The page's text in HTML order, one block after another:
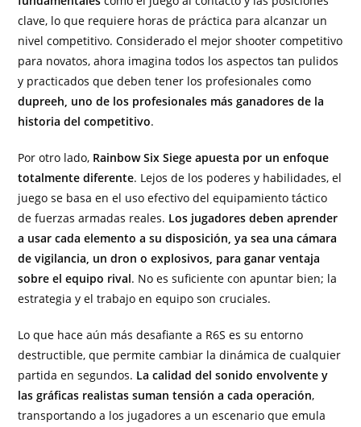
clave, lo que requiere horas de práctica para alcanzar un
nivel competitivo. Considerado el mejor shooter competitivo
para novatos, ahora imagina todos los aspectos tan pulidos
y practicados que deben tener los profesionales como
dupreeh, uno de los profesionales más ganadores de la
historia del competitivo.
Por otro lado, Rainbow Six Siege apuesta por un enfoque
totalmente diferente. Lejos de los poderes y habilidades, el
juego se basa en el uso efectivo del equipamiento táctico
de fuerzas armadas reales. Los jugadores deben aprender
a usar cada elemento a su disposición, ya sea una cámara
de vigilancia, un dron o explosivos, para ganar ventaja
sobre el equipo rival. No es suficiente con apuntar bien; la
estrategia y el trabajo en equipo son cruciales.
Lo que hace aún más desafiante a R6S es su entorno
destructible, que permite cambiar la dinámica de cualquier
partida en segundos. La calidad del sonido envolvente y
las gráficas realistas suman tensión a cada operación,
transportando a los jugadores a un escenario que emula